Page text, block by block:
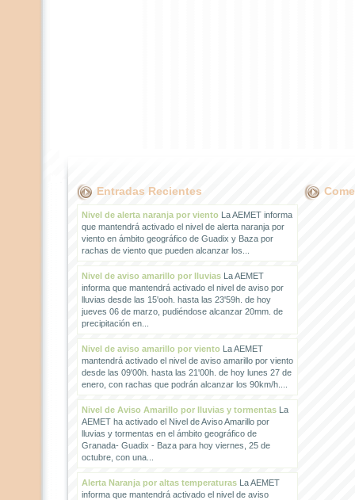
Entradas Recientes
Nivel de alerta naranja por vientoLa AEMET informa
que mantendrá activado el nivel de alerta naranja por
viento en ámbito geográfico de Guadix y Baza por
rachas de viento que pueden alcanzar los...
Nivel de aviso amarillo por lluviasLa AEMET
informa que mantendrá activado el nivel de aviso por
lluvias desde las 15'ooh. hasta las 23'59h. de hoy
jueves 06 de marzo, pudiéndose alcanzar 20mm. de
precipitación en...
Nivel de aviso amarillo por vientoLa AEMET
mantendrá activado el nivel de aviso amarillo por viento
desde las 09'00h. hasta las 21'00h. de hoy lunes 27 de
enero, con rachas que podrán alcanzar los 90km/h....
Nivel de Aviso Amarillo por lluvias y tormentasLa
AEMET ha activado el Nivel de Aviso Amarillo por
lluvias y tormentas en el ámbito geográfico de
Granada- Guadix - Baza para hoy viernes, 25 de
octubre, con una...
Alerta Naranja por altas temperaturasLa AEMET
informa que mantendrá activado el nivel de aviso